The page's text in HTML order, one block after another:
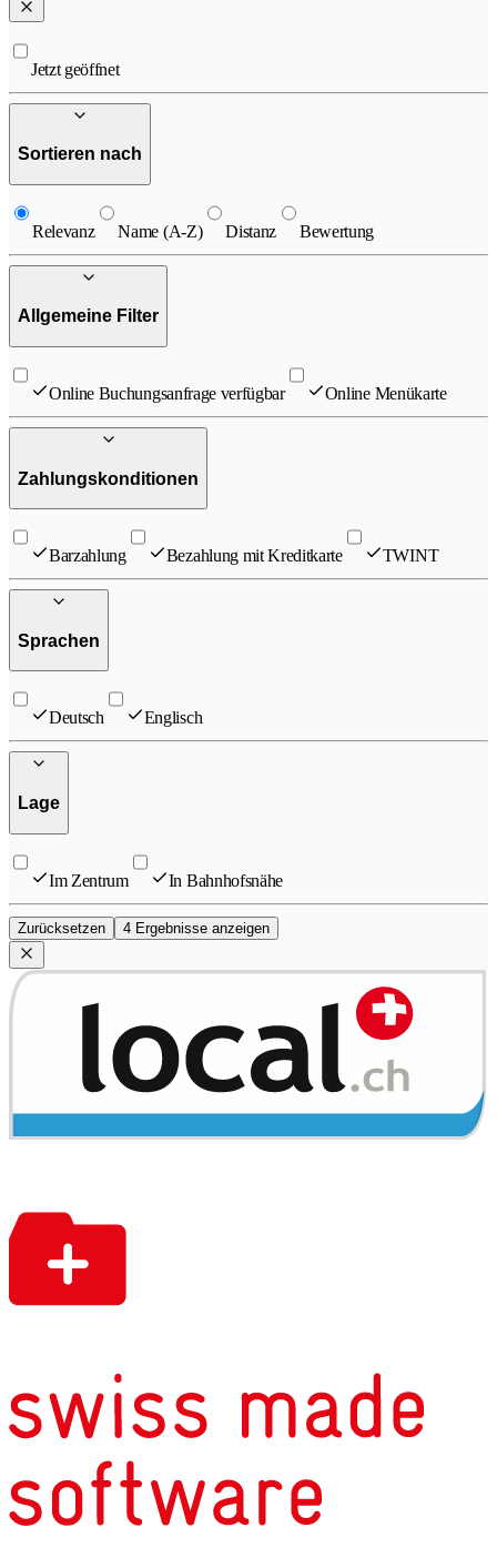
Jetzt geöffnet
Sortieren nach
Relevanz Name (A-Z) Distanz Bewertung
Allgemeine Filter
Online Buchungsanfrage verfügbar Online Menükarte
Zahlungskonditionen
Barzahlung Bezahlung mit Kreditkarte TWINT
Sprachen
Deutsch Englisch
Lage
Im Zentrum In Bahnhofsnähe
Zurücksetzen 4 Ergebnisse anzeigen